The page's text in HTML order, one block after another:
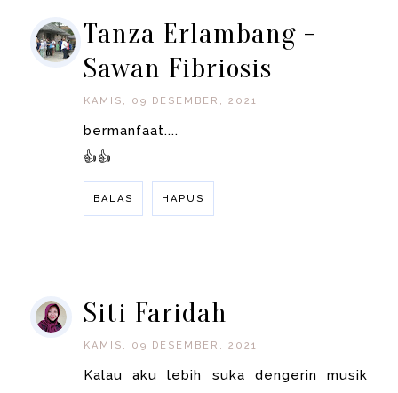
Tanza Erlambang -
Sawan Fibriosis
KAMIS, 09 DESEMBER, 2021
bermanfaat....
👍👍
BALAS HAPUS
Siti Faridah
KAMIS, 09 DESEMBER, 2021
Kalau aku lebih suka dengerin musik